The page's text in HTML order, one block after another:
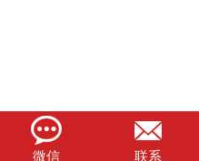

微信

联系